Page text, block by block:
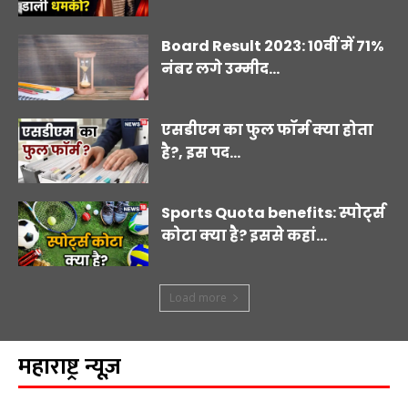
Board Result 2023: 10वीं में 71%
नंबर लगे उम्मीद...
एसडीएम का फुल फॉर्म क्या होता
है?, इस पद...
Sports Quota benefits: स्पोर्ट्स
कोटा क्या है? इससे कहां...
Load more
महाराष्ट्र न्यूज़